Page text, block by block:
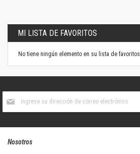
MI LISTA DE FAVORITOS
No tiene ningún elemento en su lista de favoritos.
boletín
Nosotros